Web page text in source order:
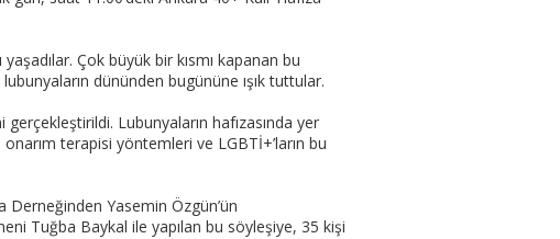
Çok büyük bir kısmı kapanan bu
dününden bugününe ışık tuttular.
Lubunyaların hafızasında yer
terapisi yöntemleri ve LGBTİ+’ların bu
Derneğinden Yasemin Özgün’ün
Tuğba Baykal ile yapılan bu söyleşiye, 35 kişi